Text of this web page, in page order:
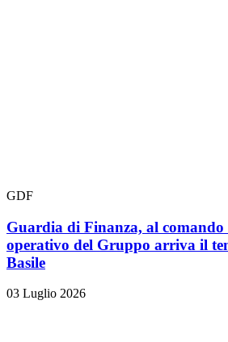
GDF
Guardia di Finanza, al comando
operativo del Gruppo arriva il
Basile
03 Luglio 2026